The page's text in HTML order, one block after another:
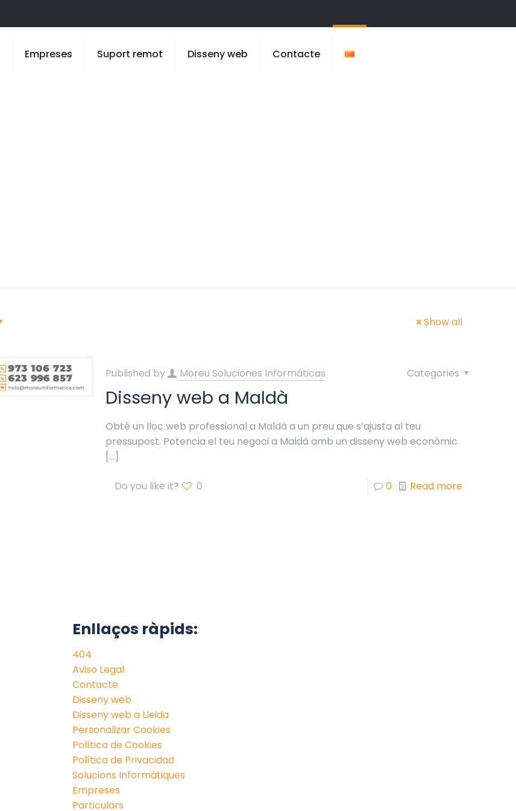
Empreses Suport remot Disseny web Contacte
Show all
Published by Moreu Soluciones Informáticas Categories
Disseny web a Maldà
Obté un lloc web professional a Maldà a un preu que s’ajusta al teu
pressupost. Potencia el teu negoci a Maldà amb un disseny web econòmic
[…]
Do you like it? 0 0 Read more
Enllaços ràpids:
404
Aviso Legal
Contacte
Disseny web
Disseny web a Lleida
Personalizar Cookies
Política de Cookies
Política de Privacidad
Solucions Informàtiques
Empreses
Particulars